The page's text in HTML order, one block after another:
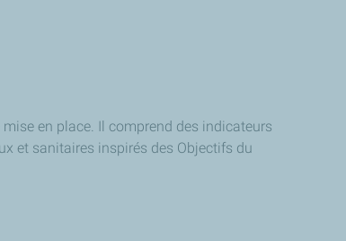
en place. Il comprend des indicateurs
et sanitaires inspirés des Objectifs du